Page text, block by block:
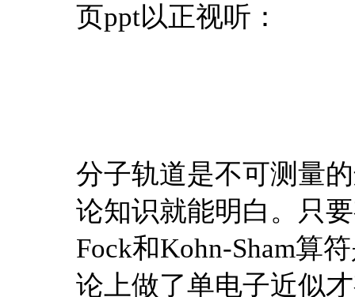
页ppt以正视听：
分子轨道是不可测量
论知识就能明白。只
Fock和Kohn-Sham算
论上做了单电子近似